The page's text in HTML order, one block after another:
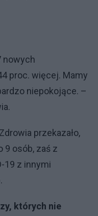
nowych
proc. więcej. Mamy
niepokojące. –
przekazało,
9 osób, zaś z
19 z innymi
których nie